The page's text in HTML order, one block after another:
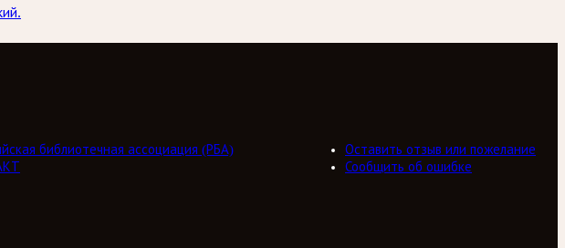
библиотечная ассоциация (РБА)
Оставить отзыв или пожелание
Сообщить об ошибке